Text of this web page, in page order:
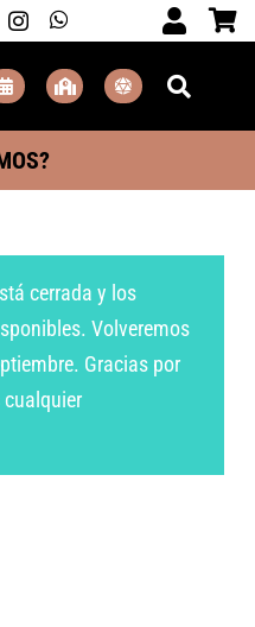
cerrada y los
Volveremos
Gracias por